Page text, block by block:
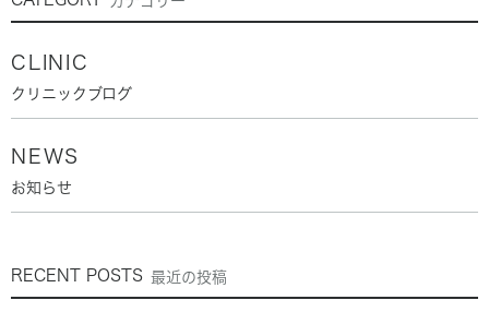
CLINIC
クリニックブログ
NEWS
お知らせ
RECENT POSTS 最近の投稿